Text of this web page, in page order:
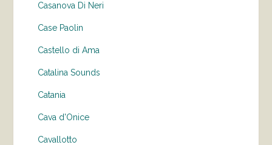
Casanova Di Neri
Case Paolin
Castello di Ama
Catalina Sounds
Catania
Cava d'Onice
Cavallotto